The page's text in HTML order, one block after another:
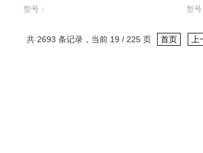
型号： 型
共 2693 条记录，当前 19 / 225 页 首页